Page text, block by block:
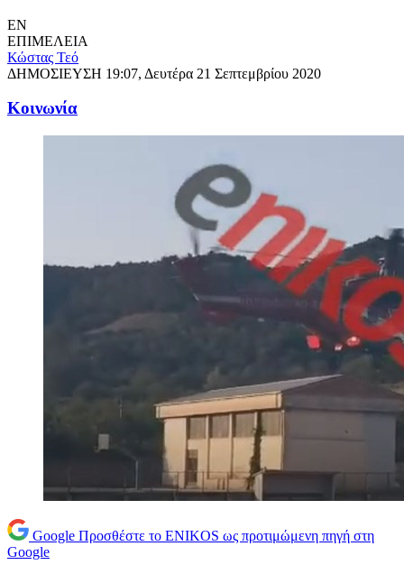
EN
ΕΠΙΜΕΛΕΙΑ
Κώστας Τεό
ΔΗΜΟΣΙΕΥΣΗ 19:07, Δευτέρα 21 Σεπτεμβρίου 2020
Κοινωνία
Google Προσθέστε το ENIKOS ως προτιμώμενη πηγή στη
Google